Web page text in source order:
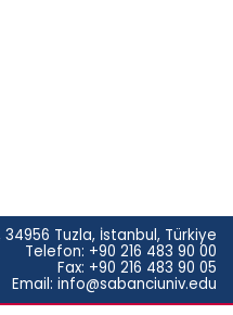
Tuzla, İstanbul, Türkiye
Telefon: +90 216 483 90 00
Fax: +90 216 483 90 05
Email: info@sabanciuniv.edu